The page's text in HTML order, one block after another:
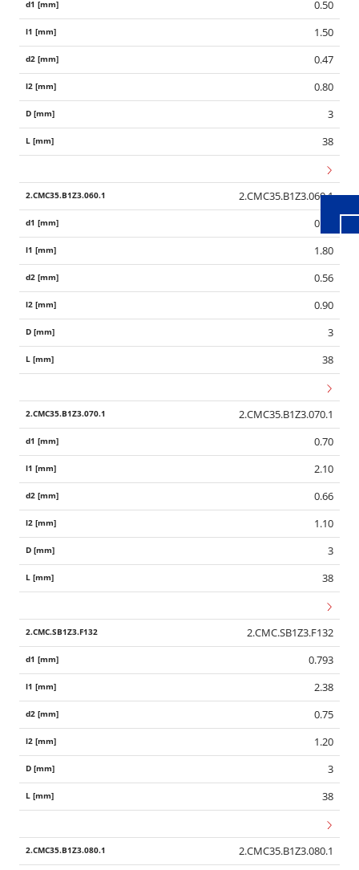
0.50
1.50
0.47
0.80
3
38
2.CMC35.B1Z3.060.1
0.60
1.80
0.56
0.90
3
38
2.CMC35.B1Z3.070.1
0.70
2.10
0.66
1.10
3
38
2.CMC.SB1Z3.F132
0.793
2.38
0.75
1.20
3
38
2.CMC35.B1Z3.080.1